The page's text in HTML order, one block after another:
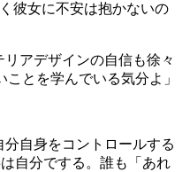
彼女に不安は抱かないの
アデザインの自信も徐々
とを学んでいる気分よ」
自身をコントロールする
自分でする。誰も「あれ